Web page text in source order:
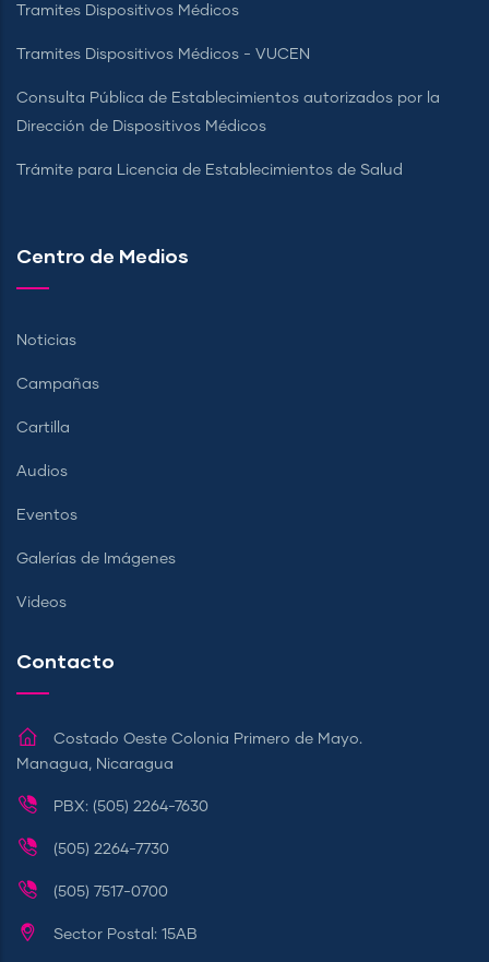
Tramites Dispositivos Médicos
Tramites Dispositivos Médicos - VUCEN
Consulta Pública de Establecimientos autorizados por la
Dirección de Dispositivos Médicos
Trámite para Licencia de Establecimientos de Salud
Centro de Medios
Noticias
Campañas
Cartilla
Audios
Eventos
Galerías de Imágenes
Videos
Contacto
Costado Oeste Colonia Primero de Mayo.
Managua, Nicaragua
PBX: (505) 2264-7630
(505) 2264-7730
(505) 7517-0700
Sector Postal: 15AB